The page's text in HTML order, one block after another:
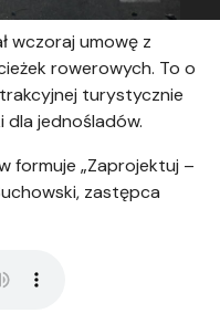
wczoraj umowę z
rowerowych. To o
turystycznie
dla jednośladów.
formuje „Zaprojektuj –
zastępca